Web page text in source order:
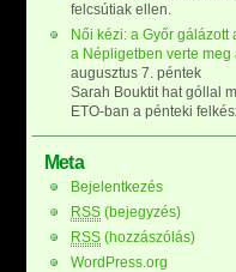
felcsútiak ellen.
Női kézi: a Győr gálázott
a Népligetben verte meg
augusztus 7. péntek
Sarah Bouktit hat góllal
ETO-ban a pénteki
Meta
Bejelentkezés
RSS (bejegyzés)
RSS (hozzászólás)
WordPress.org